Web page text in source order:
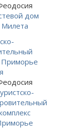
дом
Милета